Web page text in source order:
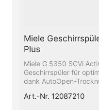
Miele
Plus
Miele G 5350 SCVi
Geschirrspüler für
dank AutoOpen-
Sie bis zu 50% Strom
Art.-Nr. 12087210